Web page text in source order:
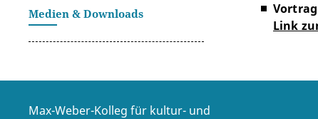
Medien & Downloads
Link
Max-Weber-Kolleg für kultur- und